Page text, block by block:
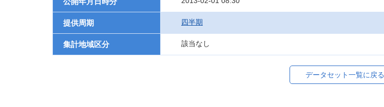
提供周期 四半期
集計地域区分 該当なし
データセット一覧に戻る